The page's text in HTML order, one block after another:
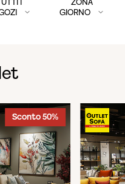
I
ZONA
GIORNO
Sconto 50%